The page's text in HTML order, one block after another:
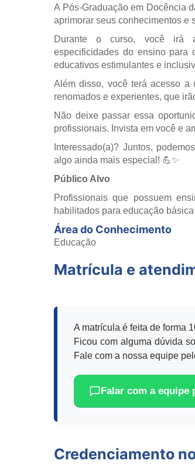
A Pós-Graduação em Docência
aprimorar seus conhecimentos e
Durante o curso, você irá
especificidades do ensino para
educativos estimulantes e
Além disso, você terá acesso a
renomados e experientes, que
Não deixe passar essa
profissionais. Invista em você e
Interessado(a)? Juntos,
algo ainda mais especial! 💪✨
Público Alvo
Profissionais que possuem
habilitados para educação
Área do Conhecimento
Educação
Matrícula e
A matrícula é feita de forma
Ficou com alguma dúvida
Fale com a nossa equipe
Falar com a equipe
Credenciamento